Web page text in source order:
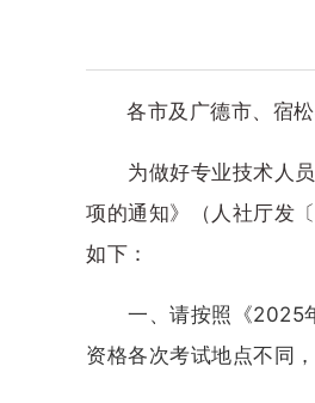
各市及广德市、宿
为做好专业技术人
项的通知》（人社厅发
如下：
一、请按照《2025
资格各次考试地点不同